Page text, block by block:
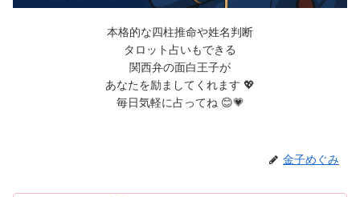
本格的な四柱推命や姓名判断
タロット占いもできる
関西弁の面白王子が
あなたを励ましてくれます 💖
毎日気軽に占ってね 😊💗
金子めぐみ